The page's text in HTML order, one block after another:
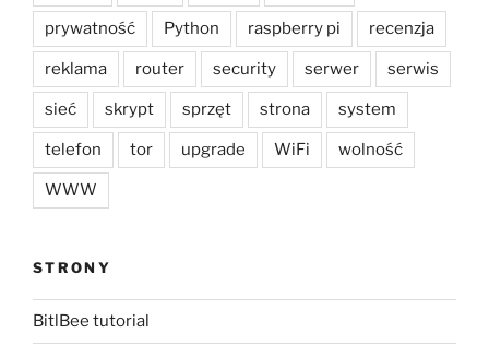
prywatność Python raspberry pi recenzja
reklama router security serwer serwis
sieć skrypt sprzęt strona system
telefon tor upgrade WiFi wolność
WWW
STRONY
BitlBee tutorial